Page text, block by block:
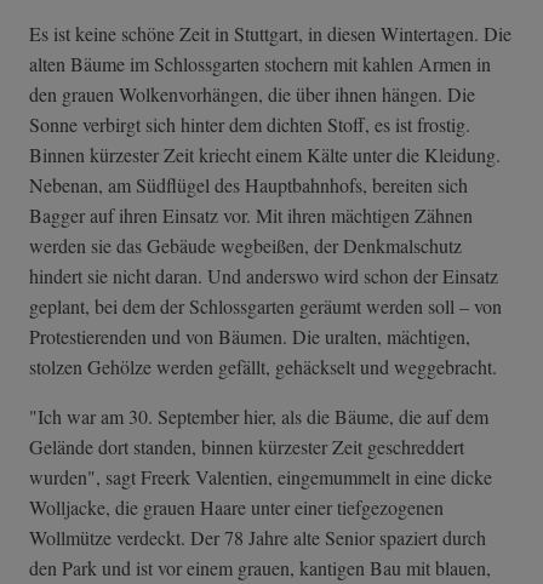
Es ist keine schöne Zeit in Stuttgart, in diesen Wintertagen. Die
alten Bäume im Schlossgarten stochern mit kahlen Armen in
den grauen Wolkenvorhängen, die über ihnen hängen. Die
Sonne verbirgt sich hinter dem dichten Stoff, es ist frostig.
Binnen kürzester Zeit kriecht einem Kälte unter die Kleidung.
Nebenan, am Südflügel des Hauptbahnhofs, bereiten sich
Bagger auf ihren Einsatz vor. Mit ihren mächtigen Zähnen
werden sie das Gebäude wegbeißen, der Denkmalschutz
hindert sie nicht daran. Und anderswo wird schon der Einsatz
geplant, bei dem der Schlossgarten geräumt werden soll – von
Protestierenden und von Bäumen. Die uralten, mächtigen,
stolzen Gehölze werden gefällt, gehäckselt und weggebracht.
"Ich war am 30. September hier, als die Bäume, die auf dem
Gelände dort standen, binnen kürzester Zeit geschreddert
wurden", sagt Freerk Valentien, eingemummelt in eine dicke
Wolljacke, die grauen Haare unter einer tiefgezogenen
Wollmütze verdeckt. Der 78 Jahre alte Senior spaziert durch
den Park und ist vor einem grauen, kantigen Bau mit blauen,